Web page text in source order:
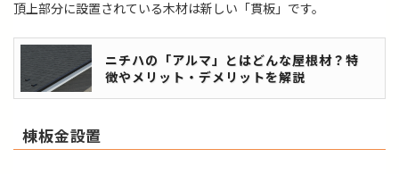
頂上部分に設置されている木材は新しい「貫板」です。
ニチハの「アルマ」とはどんな屋根材？特
徴やメリット・デメリットを解説
棟板金設置